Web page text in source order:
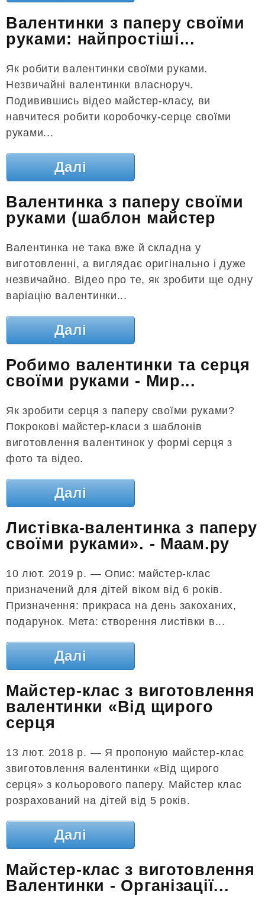
Валентинки з паперу своїми
руками: найпростіші...
Як робити валентинки своїми руками.
Незвичайні валентинки власноруч.
Подивившись відео майстер-класу, ви
навчитеся робити коробочку-серце своїми
руками...
Далі
Валентинка з паперу своїми
руками (шаблон майстер
Валентинка не така вже й складна у
виготовленні, а виглядає оригінально і дуже
незвичайно. Відео про те, як зробити ще одну
варіацію валентинки...
Далі
Робимо валентинки та серця
своїми руками - Мир...
Як зробити серця з паперу своїми руками?
Покрокові майстер-класи з шаблонів
виготовлення валентинок у формі серця з
фото та відео.
Далі
Листівка-валентинка з паперу
своїми руками». - Маам.ру
10 лют. 2019 р. — Опис: майстер-клас
призначений для дітей віком від 6 років.
Призначення: прикраса на день закоханих,
подарунок. Мета: створення листівки в...
Далі
Майстер-клас з виготовлення
валентинки «Від щирого
серця
13 лют. 2018 р. — Я пропоную майстер-клас
звиготовлення валентинки «Від щирого
серця» з кольорового паперу. Майстер клас
розрахований на дітей від 5 років.
Далі
Майстер-клас з виготовлення
Валентинки - Організації...